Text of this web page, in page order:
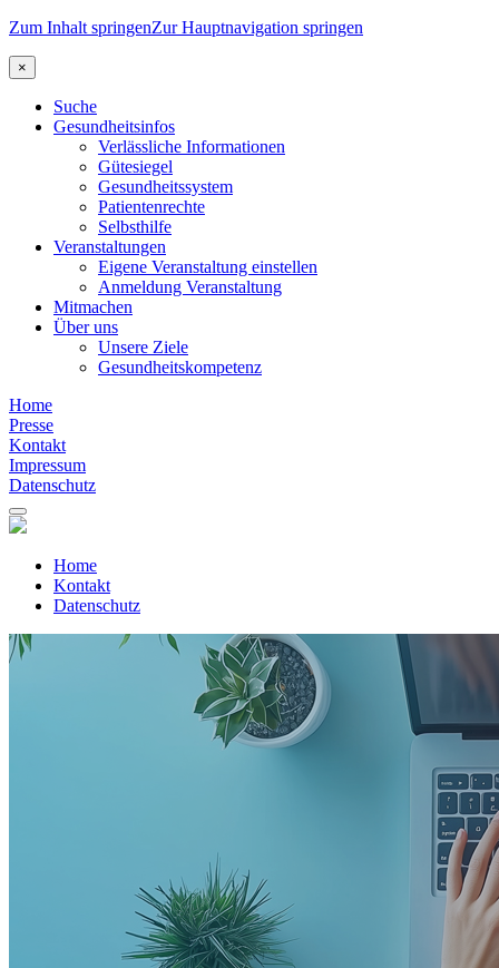
Zum Inhalt springenZur Hauptnavigation springen
×
Suche
Gesundheitsinfos
Verlässliche Informationen
Gütesiegel
Gesundheitssystem
Patientenrechte
Selbsthilfe
Veranstaltungen
Eigene Veranstaltung einstellen
Anmeldung Veranstaltung
Mitmachen
Über uns
Unsere Ziele
Gesundheitskompetenz
Home
Presse
Kontakt
Impressum
Datenschutz
Home
Kontakt
Datenschutz